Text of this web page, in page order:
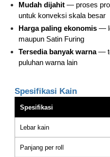
Mudah dijahit — proses
untuk konveksi skala besar
Harga paling ekonomis —
maupun Satin Furing
Tersedia banyak warna—
puluhan warna lain
Spesifikasi Kain
Spesifikasi
Lebar kain
Panjang per roll